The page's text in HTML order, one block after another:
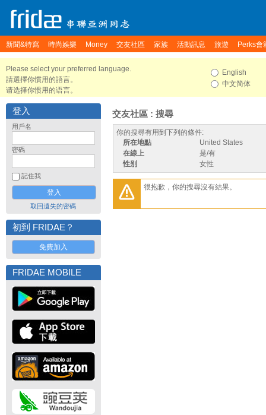
新聞&特寫 時尚娛樂 Money 交友社區 家族 活動訊息 旅遊 Perks會
Please select your preferred language.
請選擇你慣用的語言。
请选择你惯用的语言。
English
中文简体
登入
用戶名
密碼
記住我
取回遺失的密碼
初到 FRIDAE？
免費加入
FRIDAE MOBILE
交友社區 : 搜尋
你的搜尋有用到下列的條件:
所在地點
United States
在線上
是/有
性别
女性
很抱歉，你的搜尋沒有結果。